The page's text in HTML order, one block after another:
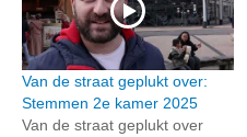
Van de straat geplukt over:
Stemmen 2e kamer 2025
Van de straat geplukt over